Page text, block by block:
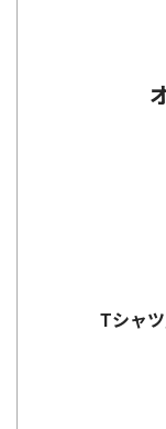
Tシャ